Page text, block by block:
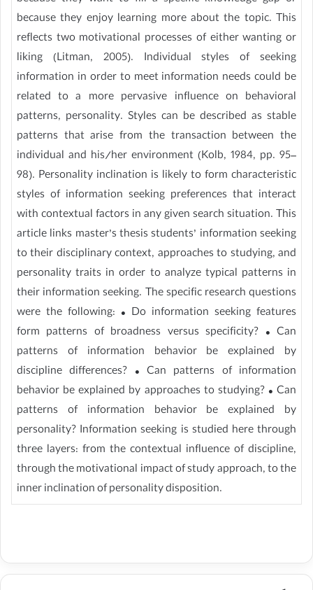
because they enjoy learning more about the topic. This
reflects two motivational processes of either wanting or
liking (Litman, 2005). Individual styles of seeking
information in order to meet information needs could be
related to a more pervasive influence on behavioral
patterns, personality. Styles can be described as stable
patterns that arise from the transaction between the
individual and his/her environment (Kolb, 1984, pp. 95–
98). Personality inclination is likely to form characteristic
styles of information seeking preferences that interact
with contextual factors in any given search situation. This
article links master’s thesis students’ information seeking
to their disciplinary context, approaches to studying, and
personality traits in order to analyze typical patterns in
their information seeking. The specific research questions
were the following: • Do information seeking features
form patterns of broadness versus specificity? • Can
patterns of information behavior be explained by
discipline differences? • Can patterns of information
behavior be explained by approaches to studying? • Can
patterns of information behavior be explained by
personality? Information seeking is studied here through
three layers: from the contextual influence of discipline,
through the motivational impact of study approach, to the
inner inclination of personality disposition.